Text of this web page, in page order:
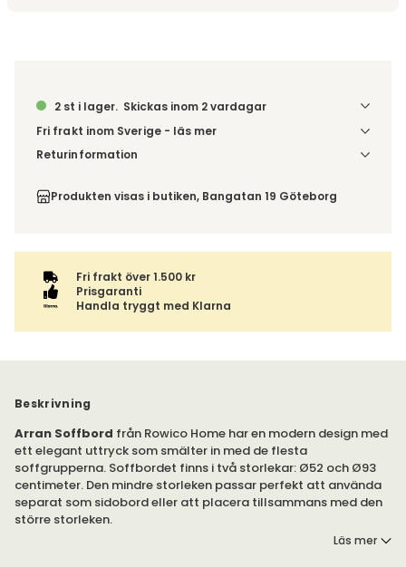
2 st i lager. Skickas inom 2 vardagar
Fri frakt inom Sverige - läs mer
Denna vara skickas till ett ombud. Du väljer själv i kassan
till. Du blir aviserad när din order finns att hämta. Beställs
varan ihop med andra produkter skickas hela ordern
Returinformation
order, enligtdistansavtalslagen.
Produkten visas i butiken, Bangatan 19 Göteborg
Fri frakt över 1.500 kr
Prisgaranti
Handla tryggt med Klarna
Beskrivning
Arran Soffbord från Rowico Home har en modern design med
ett elegant uttryck som smälter in med de flesta
soffgrupperna. Soffbordet finns i två storlekar: Ø52 och Ø93
centimeter. Den mindre storleken passar perfekt att använda
separat som sidobord eller att placera tillsammans med den
större storleken.
Läs mer